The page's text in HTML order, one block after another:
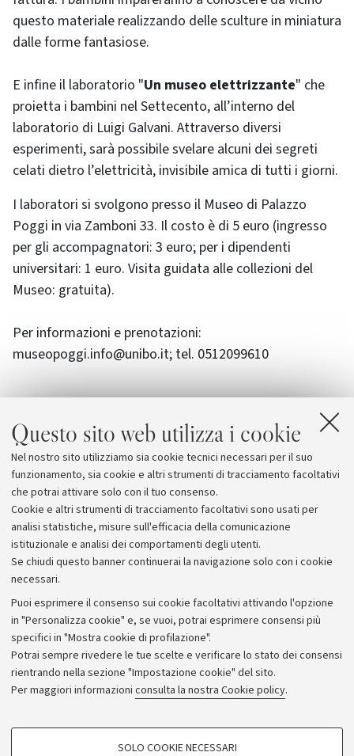
Questo sito web utilizza i cookie
Nel nostro sito utilizziamo sia cookie tecnici necessari per il suo
funzionamento, sia cookie e altri strumenti di tracciamento facoltativi
che potrai attivare solo con il tuo consenso.
Cookie e altri strumenti di tracciamento facoltativi sono usati per
analisi statistiche, misure sull'efficacia della comunicazione
istituzionale e analisi dei comportamenti degli utenti.
Se chiudi questo banner continuerai la navigazione solo con i cookie
necessari.
Puoi esprimere il consenso sui cookie facoltativi attivando l'opzione
in "Personalizza cookie" e, se vuoi, potrai esprimere consensi più
specifici in "Mostra cookie di profilazione".
Potrai sempre rivedere le tue scelte e verificare lo stato dei consensi
rientrando nella sezione "Impostazione cookie" del sito.
Per maggiori informazioni consulta la nostra Cookie policy.
COOKIE DI PROFILAZIONE - FACOLTATIVI
SOLO COOKIE NECESSARI
questo materiale realizzando delle sculture in miniatura
dalle forme fantasiose.
E infine il laboratorio "Un museo elettrizzante" che
proietta i bambini nel Settecento, all’interno del
laboratorio di Luigi Galvani. Attraverso diversi
esperimenti, sarà possibile svelare alcuni dei segreti
celati dietro l’elettricità, invisibile amica di tutti i giorni.
I laboratori si svolgono presso il Museo di Palazzo
Poggi in via Zamboni 33. Il costo è di 5 euro (ingresso
per gli accompagnatori: 3 euro; per i dipendenti
universitari: 1 euro. Visita guidata alle collezioni del
Museo: gratuita).
Per informazioni e prenotazioni:
museopoggi.info@unibo.it; tel. 0512099610
Allegati
Volantino[508.4 KB]
Archivio
Comunicati stampa
Redazione
Rassegna stampa